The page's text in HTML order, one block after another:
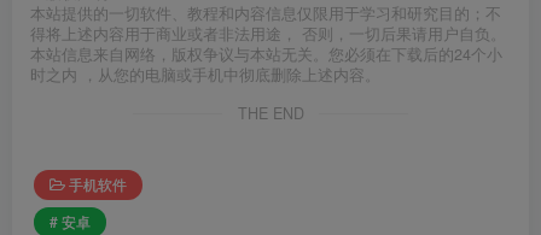
本站提供的一切软件、教程和内容信息仅限用于学习和研究目的；不
得将上述内容用于商业或者非法用途， 否则，一切后果请用户自负。
本站信息来自网络，版权争议与本站无关。您必须在下载后的24个小
时之内 ，从您的电脑或手机中彻底删除上述内容。
THE END
手机软件
# 安卓